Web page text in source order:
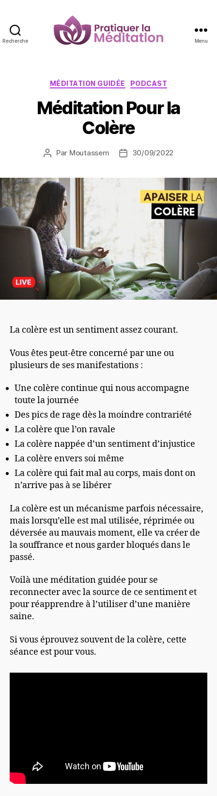
Recherche Menu
Catégories
MÉDITATION GUIDÉE PODCAST
Méditation Pour la
Colère
Auteur
Par Moutassem
Date30/09/2022
La colère est un sentiment assez courant.
Vous êtes peut-être concerné par une ou
plusieurs de ses manifestations :
Une colère continue qui nous accompagne
toute la journée
Des pics de rage dès la moindre contrariété
La colère que l’on ravale
La colère nappée d’un sentiment d’injustice
La colère envers soi même
La colère qui fait mal au corps, mais dont on
n’arrive pas à se libérer
La colère est un mécanisme parfois nécessaire,
mais lorsqu’elle est mal utilisée, réprimée ou
déversée au mauvais moment, elle va créer de
la souffrance et nous garder bloqués dans le
passé.
Voilà une méditation guidée pour se
reconnecter avec la source de ce sentiment et
pour réapprendre à l’utiliser d’une manière
saine.
Si vous éprouvez souvent de la colère, cette
séance est pour vous.